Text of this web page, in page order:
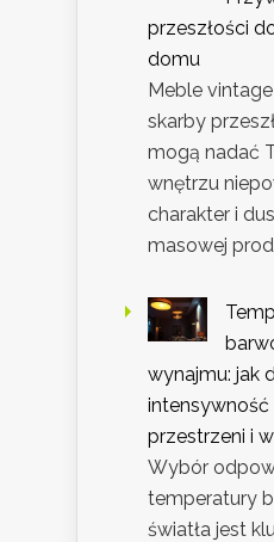
przeszłości
domu
Meble
skarby
mogą nadać
wnętrzu
charakter i
masowej
wynajmu: jak
intensywność
przestrzeni i
Wybór
temperatury
światła jest